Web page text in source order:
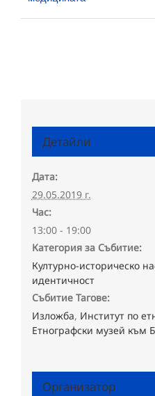
Детайли
Дата:
29.05.2019 г.
Час:
13:00 - 19:00
Категория за Събитие:
Културно-историческо
идентичност
Събитие Тагове:
Изложба, Институт по
Етнографски музей към
Организатор